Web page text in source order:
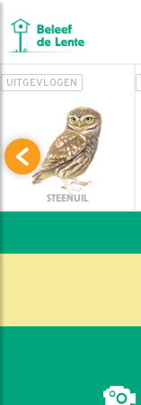
UITGEVLOGEN
STEENUIL